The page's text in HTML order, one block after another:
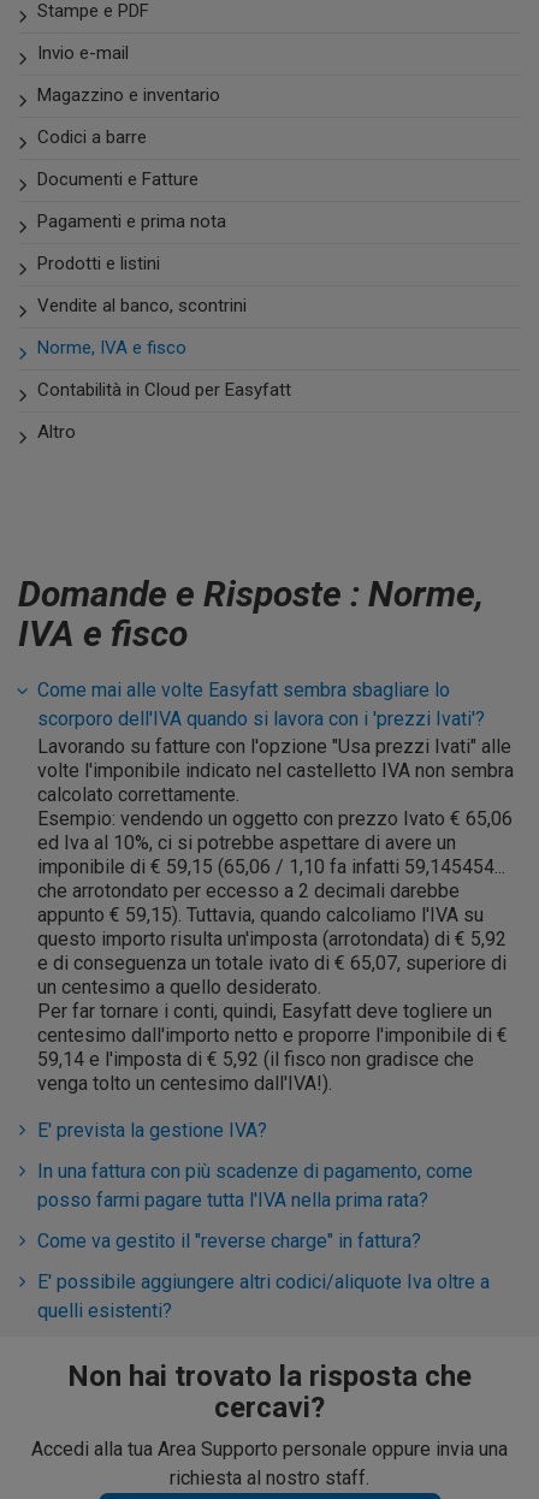
Stampe e PDF
Invio e-mail
Magazzino e inventario
Codici a barre
Documenti e Fatture
Pagamenti e prima nota
Prodotti e listini
Vendite al banco, scontrini
Norme, IVA e fisco
Contabilità in Cloud per Easyfatt
Altro
Domande e Risposte : Norme,
IVA e fisco
Come mai alle volte Easyfatt sembra sbagliare lo
scorporo dell'IVA quando si lavora con i 'prezzi Ivati'?
Lavorando su fatture con l'opzione "Usa prezzi Ivati" alle
volte l'imponibile indicato nel castelletto IVA non sembra
calcolato correttamente.
Esempio: vendendo un oggetto con prezzo Ivato € 65,06
ed Iva al 10%, ci si potrebbe aspettare di avere un
imponibile di € 59,15 (65,06 / 1,10 fa infatti 59,145454...
che arrotondato per eccesso a 2 decimali darebbe
appunto € 59,15). Tuttavia, quando calcoliamo l'IVA su
questo importo risulta un'imposta (arrotondata) di € 5,92
e di conseguenza un totale ivato di € 65,07, superiore di
un centesimo a quello desiderato.
Per far tornare i conti, quindi, Easyfatt deve togliere un
centesimo dall'importo netto e proporre l'imponibile di €
59,14 e l'imposta di € 5,92 (il fisco non gradisce che
venga tolto un centesimo dall'IVA!).
E' prevista la gestione IVA?
In una fattura con più scadenze di pagamento, come
posso farmi pagare tutta l'IVA nella prima rata?
Come va gestito il "reverse charge" in fattura?
E' possibile aggiungere altri codici/aliquote Iva oltre a
quelli esistenti?
Non hai trovato la risposta che
cercavi?
Accedi alla tua Area Supporto personale oppure invia una
richiesta al nostro staff.